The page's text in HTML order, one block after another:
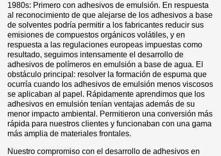
1980s: Primero con adhesivos de emulsión. En respuesta
al reconocimiento de que alejarse de los adhesivos a base
de solventes podría permitir a los fabricantes reducir sus
emisiones de compuestos orgánicos volátiles, y en
respuesta a las regulaciones europeas impuestas como
resultado, seguimos intensamente el desarrollo de
adhesivos de polímeros en emulsión a base de agua. El
obstáculo principal: resolver la formación de espuma que
ocurría cuando los adhesivos de emulsión menos viscosos
se aplicaban al papel. Rápidamente aprendimos que los
adhesivos en emulsión tenían ventajas además de su
menor impacto ambiental. Permitieron una conversión más
rápida para nuestros clientes y funcionaban con una gama
más amplia de materiales frontales.
Nuestro compromiso con el desarrollo de adhesivos en